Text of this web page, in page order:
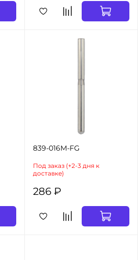
839-016M-FG
Под заказ (+2-3 дня к
доставке)
286 ₽